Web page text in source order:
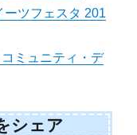
ーツフェスタ 201
ミュニティ・デ
シェア